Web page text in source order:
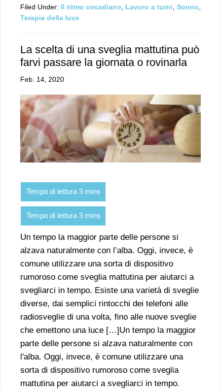
Filed Under: Il ritmo circadiano Lavoro a turni Sonno
Terapia della luce
La scelta di una sveglia mattutina può
farvi passare la giornata o rovinarla
Feb. 14, 2020
Un tempo la maggior parte delle persone si
alzava naturalmente con l’alba. Oggi, invece, è
comune utilizzare una sorta di dispositivo
rumoroso come sveglia mattutina per aiutarci a
svegliarci in tempo. Esiste una varietà di sveglie
diverse, dai semplici rintocchi dei telefoni alle
radiosveglie di una volta, fino alle nuove sveglie
che emettono una luce […]Un tempo la maggior
parte delle persone si alzava naturalmente con
l'alba. Oggi, invece, è comune utilizzare una
sorta di dispositivo rumoroso come sveglia
mattutina per aiutarci a svegliarci in tempo.